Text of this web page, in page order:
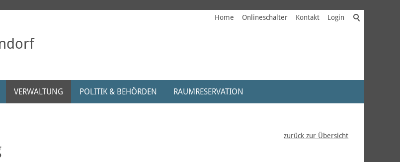
Home Onlineschalter Kontakt Login
VERWALTUNG POLITIK & BEHÖRDEN RAUMRESERVATION
zurück zur Übersicht